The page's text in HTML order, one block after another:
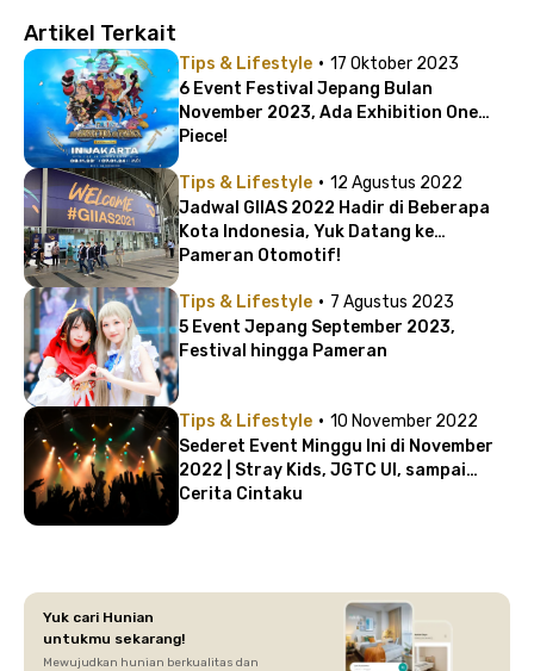
Artikel Terkait
Tips & Lifestyle · 17 Oktober 2023
6 Event Festival Jepang Bulan
November 2023, Ada Exhibition One
Piece!
Tips & Lifestyle · 12 Agustus 2022
Jadwal GIIAS 2022 Hadir di Beberapa
Kota Indonesia, Yuk Datang ke
Pameran Otomotif!
Tips & Lifestyle · 7 Agustus 2023
5 Event Jepang September 2023,
Festival hingga Pameran
Tips & Lifestyle · 10 November 2022
Sederet Event Minggu Ini di November
2022 | Stray Kids, JGTC UI, sampai
Cerita Cintaku
Yuk cari Hunian
untukmu sekarang!
Mewujudkan hunian berkualitas dan